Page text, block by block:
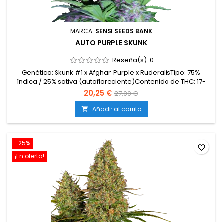
MARCA: SENSI SEEDS BANK
AUTO PURPLE SKUNK
Reseña(s): 0
Genética: Skunk #1 x Afghan Purple x RuderalisTipo: 75%
índica / 25% sativa (autofloreciente)Contenido de THC: 17-
20%Tiempo de cultivo: 9-10 semanas desde la
germinaciónProducción en interior: 400-450
g/m²Producción en exterior: 100-120 g/plantaAltura: 70-110 cm
en interior; hasta 150 cm en exteriorAromas y
sabores: Intensos,...
20,25 € 27,00 €
 Añadir al carrito
-25%
¡En oferta!
favorite_border